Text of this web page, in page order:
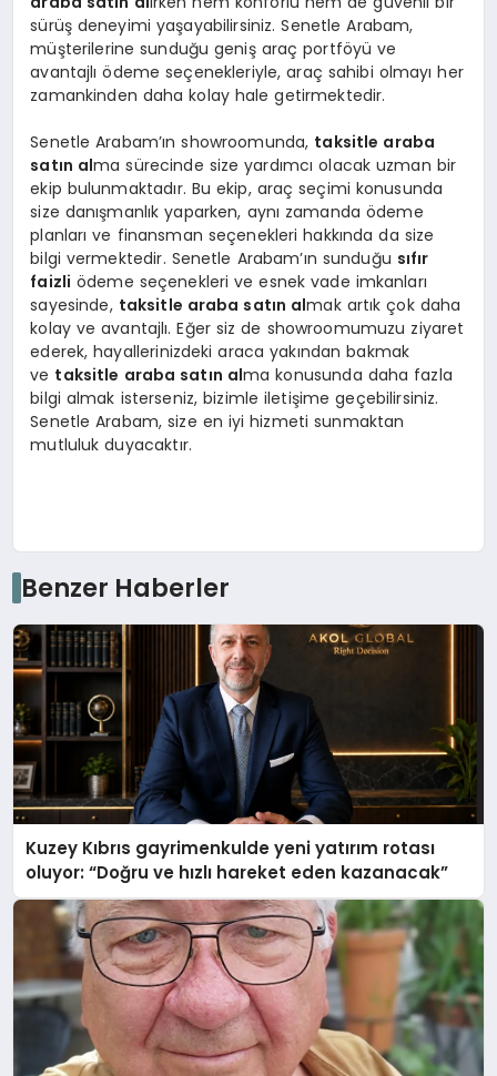
sürüş deneyimi yaşayabilirsiniz. Senetle Arabam,
müşterilerine sunduğu geniş araç portföyü ve
avantajlı ödeme seçenekleriyle, araç sahibi olmayı her
zamankinden daha kolay hale getirmektedir.
Senetle Arabam’ın showroomunda, taksitle araba
satın alma sürecinde size yardımcı olacak uzman bir
ekip bulunmaktadır. Bu ekip, araç seçimi konusunda
size danışmanlık yaparken, aynı zamanda ödeme
planları ve finansman seçenekleri hakkında da size
bilgi vermektedir. Senetle Arabam’ın sunduğu sıfır
faizli ödeme seçenekleri ve esnek vade imkanları
sayesinde, taksitle araba satın almak artık çok daha
kolay ve avantajlı. Eğer siz de showroomumuzu ziyaret
ederek, hayallerinizdeki araca yakından bakmak
ve taksitle araba satın alma konusunda daha fazla
bilgi almak isterseniz, bizimle iletişime geçebilirsiniz.
Senetle Arabam, size en iyi hizmeti sunmaktan
mutluluk duyacaktır.
Benzer Haberler
Kuzey Kıbrıs gayrimenkulde yeni yatırım rotası
oluyor: “Doğru ve hızlı hareket eden kazanacak”